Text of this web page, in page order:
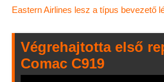
Eastern Airlines lesz a típus bevezető
Végrehajtotta első
Comac C919